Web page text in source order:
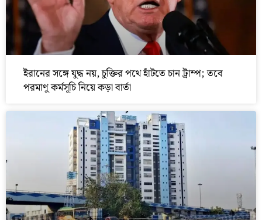
ইরানের সঙ্গে যুদ্ধ নয়, চুক্তির পথে হাঁটতে চান ট্রাম্প; তবে
পরমাণু কর্মসূচি নিয়ে কড়া বার্তা